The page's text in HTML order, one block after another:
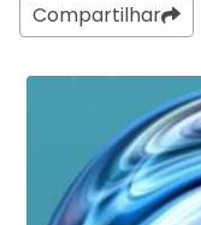
Compartilhar